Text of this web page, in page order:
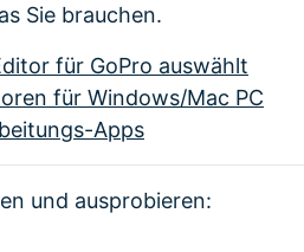
Sie brauchen.
für GoPro auswählt
für Windows/Mac PC
Apps
und ausprobieren: